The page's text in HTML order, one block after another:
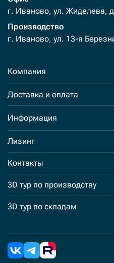
г. Иваново, ул. Жиделева,
Производство
г. Иваново, ул. 13-я
Компания
Доставка и оплата
Информация
Лизинг
Контакты
3D тур по производству
3D тур по складам